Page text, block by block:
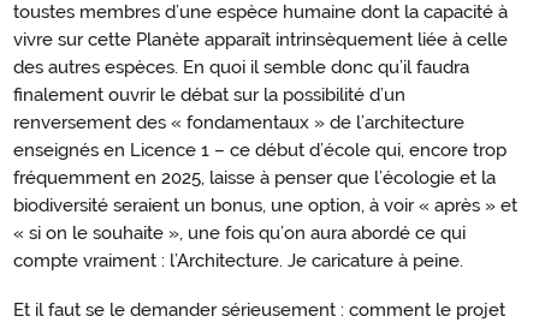
toustes membres d’une espèce humaine dont la capacité à
vivre sur cette Planète apparaît intrinsèquement liée à celle
des autres espèces. En quoi il semble donc qu’il faudra
finalement ouvrir le débat sur la possibilité d’un
renversement des « fondamentaux » de l’architecture
enseignés en Licence 1 – ce début d’école qui, encore trop
fréquemment en 2025, laisse à penser que l’écologie et la
biodiversité seraient un bonus, une option, à voir « après » et
« si on le souhaite », une fois qu’on aura abordé ce qui
compte vraiment : l’Architecture. Je caricature à peine.
Et il faut se le demander sérieusement : comment le projet